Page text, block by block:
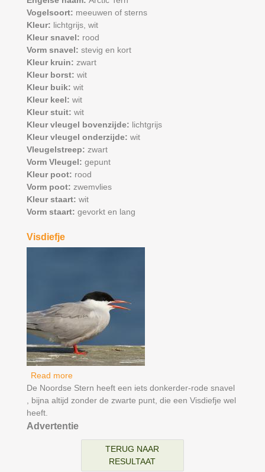
Vogelsoort: meeuwen of sterns
Kleur: lichtgrijs, wit
Kleur snavel: rood
Vorm snavel: stevig en kort
Kleur kruin: zwart
Kleur borst: wit
Kleur buik: wit
Kleur keel: wit
Kleur stuit: wit
Kleur vleugel bovenzijde: lichtgrijs
Kleur vleugel onderzijde: wit
Vleugelstreep: zwart
Vorm Vleugel: gepunt
Kleur poot: rood
Vorm poot: zwemvlies
Kleur staart: wit
Vorm staart: gevorkt en lang
Visdiefje
Read moreabout Visdiefje
De Noordse Stern heeft een iets donkerder-rode snavel
, bijna altijd zonder de zwarte punt, die een Visdiefje wel
heeft.
Advertentie
TERUG NAAR
RESULTAAT